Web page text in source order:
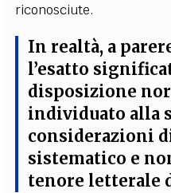
riconosciute.
In realtà, a
l’esatto
disposizione
individuato alla
considerazioni
sistematico e
tenore letterale